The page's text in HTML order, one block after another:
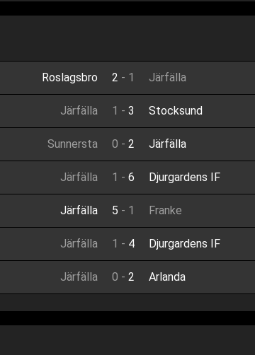
Roslagsbro 2 - 1 Järfälla
Järfälla 1 - 3 Stocksund
Sunnersta 0 - 2 Järfälla
Järfälla 1 - 6 Djurgardens IF
Järfälla 5 - 1 Franke
Järfälla 1 - 4 Djurgardens IF
Järfälla 0 - 2 Arlanda